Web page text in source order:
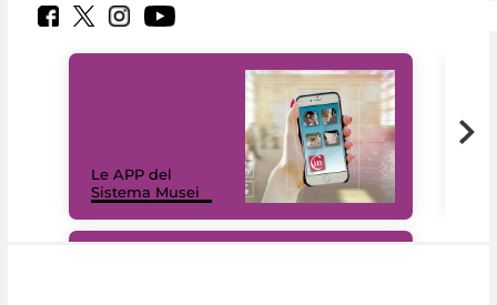
Le APP del
Sistema Musei